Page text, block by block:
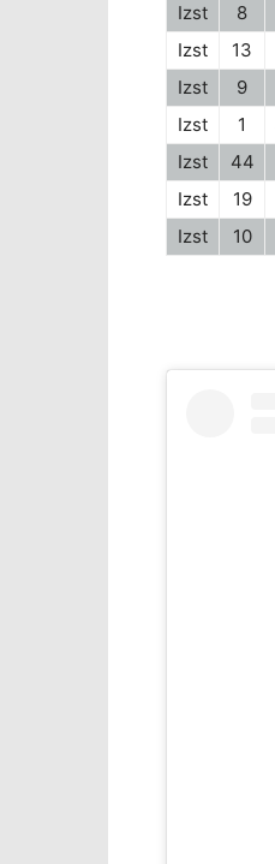
Izst
8
Izst
13
Izst
9
Izst
1
Izst
44
Izst
19
Izst
10